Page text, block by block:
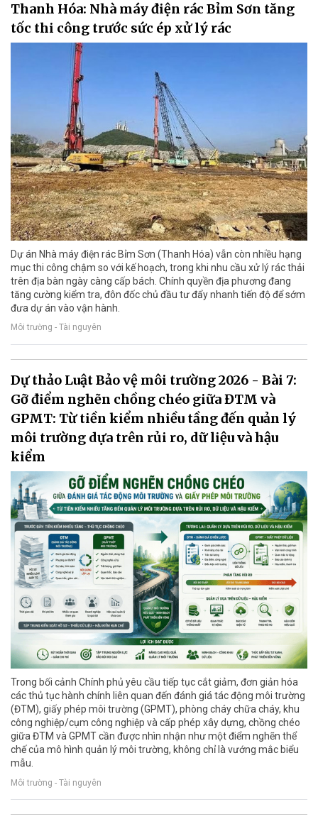
Thanh Hóa: Nhà máy điện rác Bỉm Sơn tăng
tốc thi công trước sức ép xử lý rác
Dự án Nhà máy điện rác Bỉm Sơn (Thanh Hóa) vẫn còn nhiều hạng
mục thi công chậm so với kế hoạch, trong khi nhu cầu xử lý rác thải
trên địa bàn ngày càng cấp bách. Chính quyền địa phương đang
tăng cường kiểm tra, đôn đốc chủ đầu tư đẩy nhanh tiến độ để sớm
đưa dự án vào vận hành.
Môi trường - Tài nguyên
Dự thảo Luật Bảo vệ môi trường 2026 - Bài 7:
Gỡ điểm nghẽn chồng chéo giữa ĐTM và
GPMT: Từ tiền kiểm nhiều tầng đến quản lý
môi trường dựa trên rủi ro, dữ liệu và hậu
kiểm
Trong bối cảnh Chính phủ yêu cầu tiếp tục cắt giảm, đơn giản hóa
các thủ tục hành chính liên quan đến đánh giá tác động môi trường
(ĐTM), giấy phép môi trường (GPMT), phòng cháy chữa cháy, khu
công nghiệp/cụm công nghiệp và cấp phép xây dựng, chồng chéo
giữa ĐTM và GPMT cần được nhìn nhận như một điểm nghẽn thể
chế của mô hình quản lý môi trường, không chỉ là vướng mắc biểu
mẫu.
Môi trường - Tài nguyên